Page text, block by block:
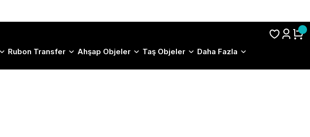
Rubon Transfer Ahşap Objeler Taş Objeler Daha Fazla